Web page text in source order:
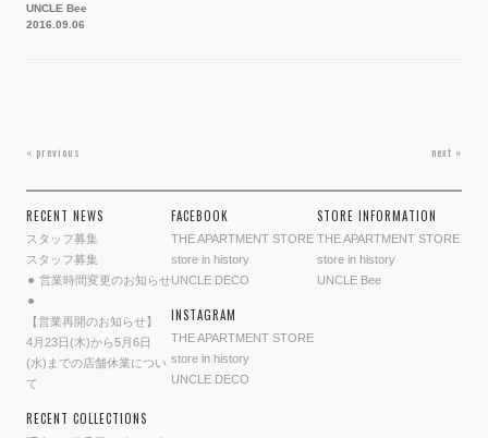
UNCLE Bee
2016.09.06
投
ナ
ビ
ゲ
ー
シ
ョ
ン
« previous next »
RECENT NEWS
スタッフ募集
スタッフ募集
⚫︎ 営業時間変更のお知らせ
⚫︎
【営業再開のお知らせ】
4月23日(木)から5月6日
(水)までの店舗休業につい
て
RECENT COLLECTIONS
FACEBOOK
THE APARTMENT STORE
store in history
UNCLE DECO
INSTAGRAM
THE APARTMENT STORE
store in history
UNCLE DECO
STORE INFORMATION
THE APARTMENT STORE
store in history
UNCLE Bee